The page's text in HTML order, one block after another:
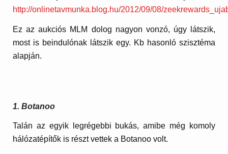
http://onlinetavmunka.blog.hu/2012/09/08/
Ez az aukciós MLM dolog nagyon vonzó, úgy látszik,
most is beindulónak látszik egy. Kb hasonló szisztéma
alapján.
1. Botanoo
Talán az egyik legrégebbi bukás, amibe még komoly
hálózatépítők is részt vettek a Botanoo volt.